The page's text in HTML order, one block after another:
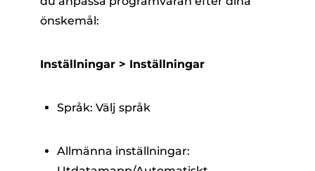
önskemål:
Inställningar > Inställningar
Språk: Välj språk
Allmänna inställningar: